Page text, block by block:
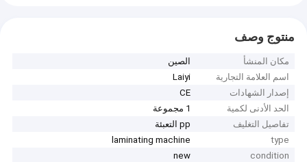
منتوج وصف
مكان المنشأ
الصين
اسم العلامة التجارية
Laiyi
إصدار الشهادات
CE
الحد الأدنى لكمية
1 مجموعة
تفاصيل التغليف
pp التعبئة
type
laminating machine
condition
new